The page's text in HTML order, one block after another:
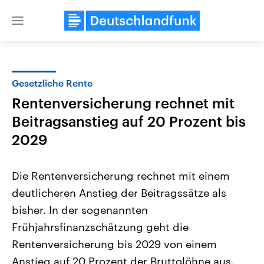
Close
Landtagswahl Sachsen-Anhalt
2026
Alle Informationen
Sachsen-Anhalt wählt am 6.
September 2026 einen neuen
Landtag. Seit 2021 wird das
Bundesland von einer Koalition aus
Hintergründe
Wirtschaftlich und
gehören die Vereinigten
mit großem Einfluss auf
Gesetzliche Rente
Rentenversicherung rechnet mit
Beitragsanstieg auf 20 Prozent bis
2029
Die Rentenversicherung rechnet mit einem
deutlicheren Anstieg der Beitragssätze als
bisher. In der sogenannten
Frühjahrsfinanzschätzung geht die
Rentenversicherung bis 2029 von einem
Anstieg auf 20 Prozent der Bruttolöhne aus.